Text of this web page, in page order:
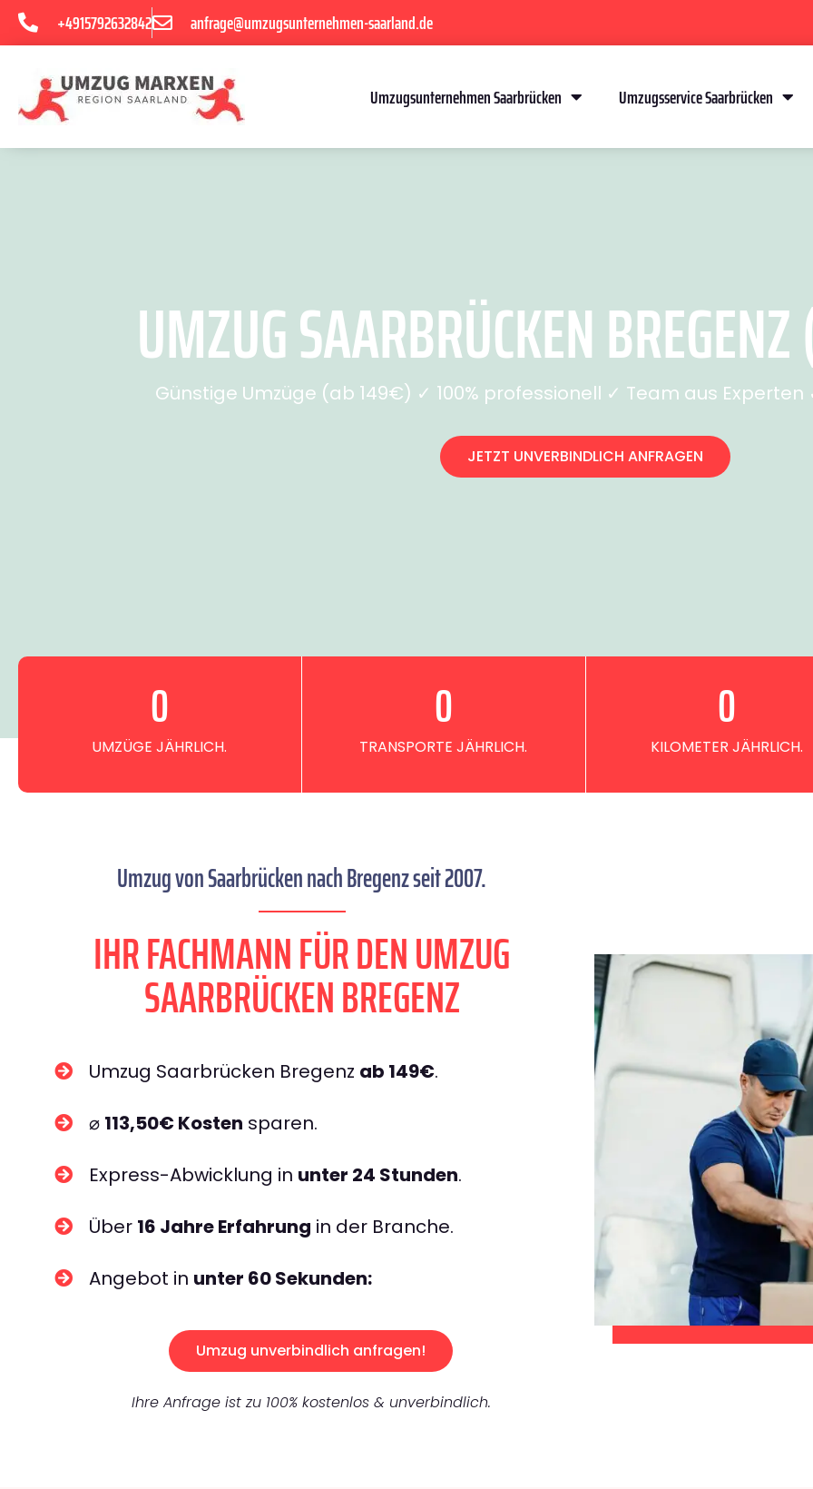
+4915792632842 anfrage@umzugsunternehmen-saarland.de
Umzugsunternehmen Saarbrücken Umzugsservice Saarbrücken
UMZUG SAARBRÜCKEN
Günstige Umzüge (ab 149€) ✓ 100% professionell ✓ Team aus
JETZT UNVERBINDLICH ANFRAGEN
UMZÜGE JÄHRLICH.
0
TRANSPORTE JÄHRLICH.
0
KILOMETER JÄHRLICH.
0
Umzug von Saarbrücken nach Bregenz seit 2007.
IHR FACHMANN FÜR DEN UMZUG
SAARBRÜCKEN BREGENZ
Umzug Saarbrücken Bregenz ab 149€.
⌀ 113,50€ Kosten sparen.
Express-Abwicklung in unter 24 Stunden.
Über 16 Jahre Erfahrung in der Branche.
Angebot in unter 60 Sekunden:
Umzug unverbindlich anfragen!
Ihre Anfrage ist zu 100% kostenlos & unverbindlich.